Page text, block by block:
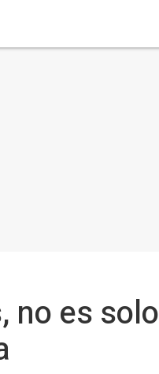
no es solo